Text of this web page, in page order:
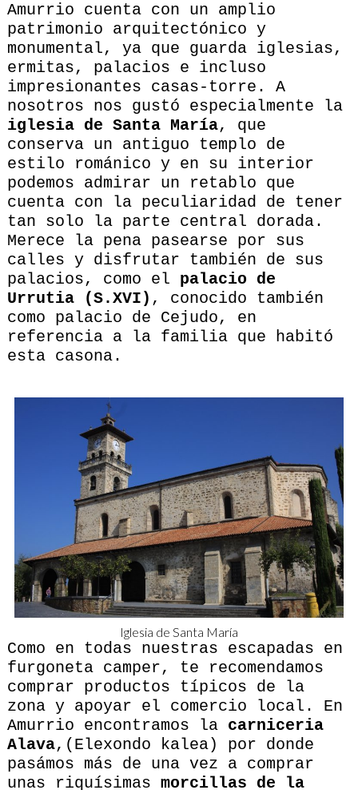
Amurrio cuenta con un amplio
patrimonio arquitectónico y
monumental, ya que guarda iglesias,
ermitas, palacios e incluso
impresionantes casas-torre. A
nosotros nos gustó especialmente la
iglesia de Santa María, que
conserva un antiguo templo de
estilo románico y en su interior
podemos admirar un retablo que
cuenta con la peculiaridad de tener
tan solo la parte central dorada.
Merece la pena pasearse por sus
calles y disfrutar también de sus
palacios, como el palacio de
Urrutia (S.XVI) , conocido también
como palacio de Cejudo, en
referencia a la familia que habitó
esta casona.
Iglesia de Santa María
Como en todas nuestras escapadas en
furgoneta camper, te recomendamos
comprar productos típicos de la
zona y apoyar el comercio local. En
Amurrio encontramos la carniceria
Alava,(Elexondo kalea) por donde
pasámos más de una vez a comprar
unas riquísimas morcillas de la